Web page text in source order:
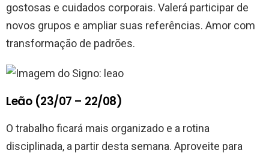
gostosas e cuidados corporais. Valerá participar de
novos grupos e ampliar suas referências. Amor com
transformação de padrões.
Leão (23/07 – 22/08)
O trabalho ficará mais organizado e a rotina
disciplinada, a partir desta semana. Aproveite para